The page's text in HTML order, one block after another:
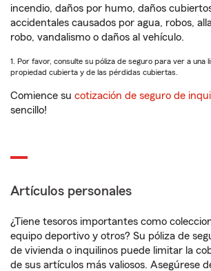
incendio, daños por humo, daños
accidentales causados por agua, robos,
robo, vandalismo o daños al vehículo.
1. Por favor, consulte su póliza de seguro para ver a una
propiedad cubierta y de las pérdidas cubiertas.
Comience su cotización de seguro de
sencillo!
Artículos personales
¿Tiene tesoros importantes como
equipo deportivo y otros? Su póliza de
de vivienda o inquilinos puede limitar la
de sus artículos más valiosos. Asegúrese